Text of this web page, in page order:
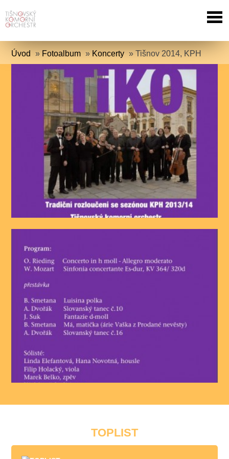
Úvod » Fotoalbum » Koncerty »Tišnov 2014, KPH
TOPLIST